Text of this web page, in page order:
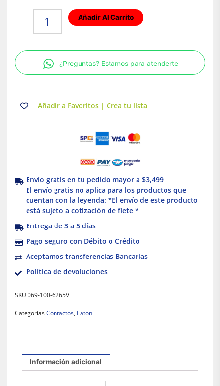
hilos
Marfil
Royer
cantidad
Añadir Al Carrito
¿Preguntas? Estamos para atenderte
Añadir a Favoritos | Crea tu lista
Envío gratis en tu pedido mayor a $3,499
El envío gratis no aplica para los productos que
cuentan con la leyenda: *El envío de este producto
está sujeto a cotización de flete *
Entrega de 3 a 5 días
Pago seguro con Débito o Crédito
Aceptamos transferencias Bancarias
Política de devoluciones
SKU 069-100-6265V
CategoríasContactos, Eaton
Información adicional